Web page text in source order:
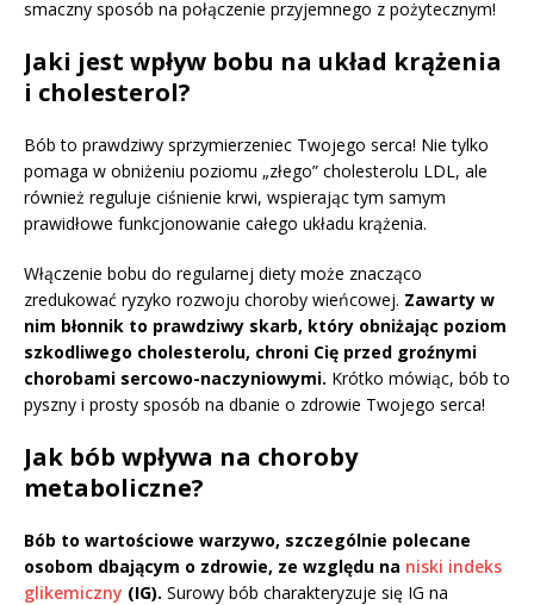
smaczny sposób na połączenie przyjemnego z pożytecznym!
Jaki jest wpływ bobu na układ krążenia
i cholesterol?
Bób to prawdziwy sprzymierzeniec Twojego serca! Nie tylko
pomaga w obniżeniu poziomu „złego” cholesterolu LDL, ale
również reguluje ciśnienie krwi, wspierając tym samym
prawidłowe funkcjonowanie całego układu krążenia.
Włączenie bobu do regularnej diety może znacząco
zredukować ryzyko rozwoju choroby wieńcowej. Zawarty w
nim błonnik to prawdziwy skarb, który obniżając poziom
szkodliwego cholesterolu, chroni Cię przed groźnymi
chorobami sercowo-naczyniowymi. Krótko mówiąc, bób to
pyszny i prosty sposób na dbanie o zdrowie Twojego serca!
Jak bób wpływa na choroby
metaboliczne?
Bób to wartościowe warzywo, szczególnie polecane
osobom dbającym o zdrowie, ze względu na niski indeks
glikemiczny (IG). Surowy bób charakteryzuje się IG na